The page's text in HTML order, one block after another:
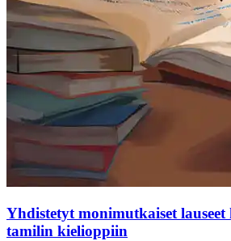
Yhdistetyt monimutkaiset
tamilin kielioppiin